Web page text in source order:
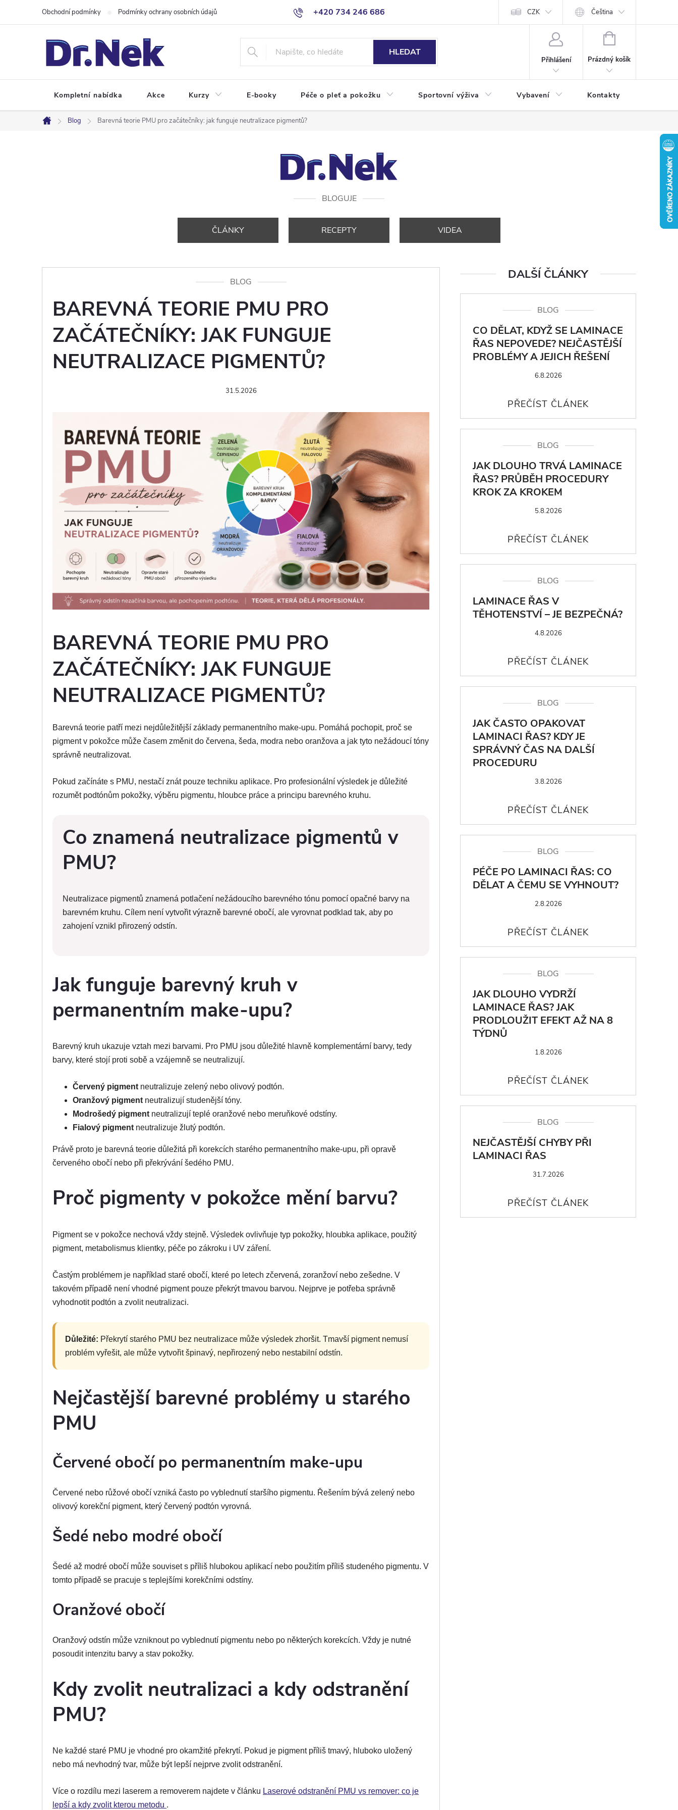
+420 734 246 686
Obchodní podmínky Podmínky ochrany osobních údajů CZK Čeština
HLEDAT
Přihlášení
NÁKUPNÍ
Prázdný košík
Kompletní nabídka Akce Kurzy E-booky Péče o pleť a pokožku Sportovní výživa Vybavení Kontakty
Domů
Blog Barevná teorie PMU pro začátečníky: jak funguje neutralizace pigmentů?
BLOGUJE
ČLÁNKY RECEPTY VIDEA
BLOG
BAREVNÁ TEORIE PMU PRO
ZAČÁTEČNÍKY: JAK FUNGUJE
NEUTRALIZACE PIGMENTŮ?
31.5.2026
BAREVNÁ TEORIE PMU PRO
ZAČÁTEČNÍKY: JAK FUNGUJE
NEUTRALIZACE PIGMENTŮ?
Barevná teorie patří mezi nejdůležitější základy permanentního make-upu. Pomáhá pochopit, proč se
pigment v pokožce může časem změnit do červena, šeda, modra nebo oranžova a jak tyto nežádoucí tóny
správně neutralizovat.
Pokud začínáte s PMU, nestačí znát pouze techniku aplikace. Pro profesionální výsledek je důležité
rozumět podtónům pokožky, výběru pigmentu, hloubce práce a principu barevného kruhu.
Co znamená neutralizace pigmentů v
PMU?
Neutralizace pigmentů znamená potlačení nežádoucího barevného tónu pomocí opačné barvy na
barevném kruhu. Cílem není vytvořit výrazně barevné obočí, ale vyrovnat podklad tak, aby po
zahojení vznikl přirozený odstín.
Jak funguje barevný kruh v
permanentním make-upu?
Barevný kruh ukazuje vztah mezi barvami. Pro PMU jsou důležité hlavně komplementární barvy, tedy
barvy, které stojí proti sobě a vzájemně se neutralizují.
Červený pigment neutralizuje zelený nebo olivový podtón.
Oranžový pigment neutralizují studenější tóny.
Modrošedý pigment neutralizují teplé oranžové nebo meruňkové odstíny.
Fialový pigment neutralizuje žlutý podtón.
Právě proto je barevná teorie důležitá při korekcích starého permanentního make-upu, při opravě
červeného obočí nebo při překrývání šedého PMU.
Proč pigmenty v pokožce mění barvu?
Pigment se v pokožce nechová vždy stejně. Výsledek ovlivňuje typ pokožky, hloubka aplikace, použitý
pigment, metabolismus klientky, péče po zákroku i UV záření.
Častým problémem je například staré obočí, které po letech zčervená, zoranžoví nebo zešedne. V
takovém případě není vhodné pigment pouze překrýt tmavou barvou. Nejprve je potřeba správně
vyhodnotit podtón a zvolit neutralizaci.
Důležité: Překrytí starého PMU bez neutralizace může výsledek zhoršit. Tmavší pigment nemusí
problém vyřešit, ale může vytvořit špinavý, nepřirozený nebo nestabilní odstín.
Nejčastější barevné problémy u starého
PMU
Červené obočí po permanentním make-upu
Červené nebo růžové obočí vzniká často po vyblednutí staršího pigmentu. Řešením bývá zelený nebo
olivový korekční pigment, který červený podtón vyrovná.
Šedé nebo modré obočí
Šedé až modré obočí může souviset s příliš hlubokou aplikací nebo použitím příliš studeného pigmentu. V
tomto případě se pracuje s teplejšími korekčními odstíny.
Oranžové obočí
Oranžový odstín může vzniknout po vyblednutí pigmentu nebo po některých korekcích. Vždy je nutné
posoudit intenzitu barvy a stav pokožky.
Kdy zvolit neutralizaci a kdy odstranění
PMU?
Ne každé staré PMU je vhodné pro okamžité překrytí. Pokud je pigment příliš tmavý, hluboko uložený
nebo má nevhodný tvar, může být lepší nejprve zvolit odstranění.
Více o rozdílu mezi laserem a removerem najdete v článku Laserové odstranění PMU vs remover: co je
lepší a kdy zvolit kterou metodu .
DALŠÍ ČLÁNKY
BLOG
CO DĚLAT, KDYŽ SE LAMINACE
ŘAS NEPOVEDE? NEJČASTĚJŠÍ
PROBLÉMY A JEJICH ŘEŠENÍ
6.8.2026
BLOG
JAK DLOUHO TRVÁ LAMINACE
ŘAS? PRŮBĚH PROCEDURY
KROK ZA KROKEM
5.8.2026
BLOG
LAMINACE ŘAS V
TĚHOTENSTVÍ – JE BEZPEČNÁ?
4.8.2026
BLOG
JAK ČASTO OPAKOVAT
LAMINACI ŘAS? KDY JE
SPRÁVNÝ ČAS NA DALŠÍ
PROCEDURU
3.8.2026
BLOG
PÉČE PO LAMINACI ŘAS: CO
DĚLAT A ČEMU SE VYHNOUT?
2.8.2026
BLOG
JAK DLOUHO VYDRŽÍ
LAMINACE ŘAS? JAK
PRODLOUŽIT EFEKT AŽ NA 8
TÝDNŮ
1.8.2026
BLOG
NEJČASTĚJŠÍ CHYBY PŘI
LAMINACI ŘAS
31.7.2026